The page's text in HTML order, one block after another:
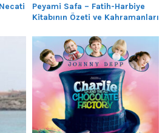
Peyami Safa – Fatih-Harbiye
Kitabının Özeti ve Kahramanları